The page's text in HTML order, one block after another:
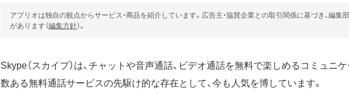
アプリオは独自の観点からサービス・商品を紹介しています。広告主・協賛企業との取引関係に基づき、編集
があります（編集方針）。
Skype（スカイプ）は、チャットや音声通話、ビデオ通話を無料で楽しめるコミュニ
数ある無料通話サービスの先駆け的な存在として、今も人気を博しています。